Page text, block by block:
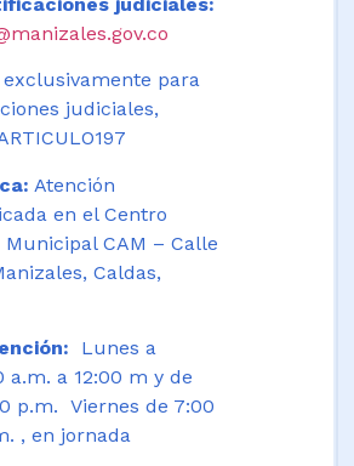
exclusivamente para
judiciales,
Atención
en el Centro
CAM – Calle
Caldas,
Lunes a
a.m. a 12:00 m y de
p.m. Viernes de 7:00
, en jornada